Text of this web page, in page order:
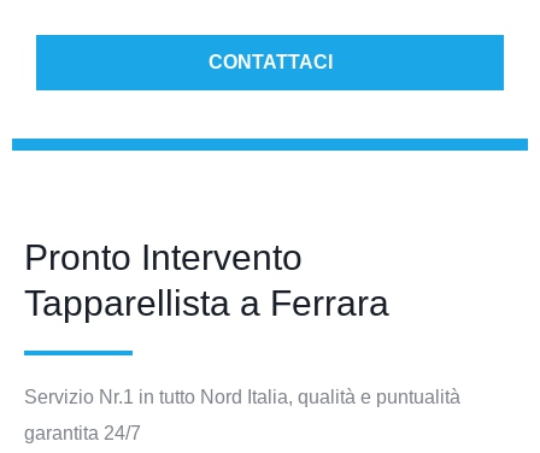
CONTATTACI
Pronto Intervento
Tapparellista a Ferrara
Servizio Nr.1 in tutto Nord Italia, qualità e puntualità
garantita 24/7